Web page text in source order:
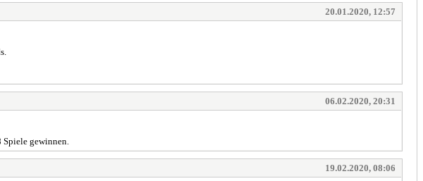
20.01.2020, 12:57
06.02.2020, 20:31
gewinnen.
19.02.2020, 08:06